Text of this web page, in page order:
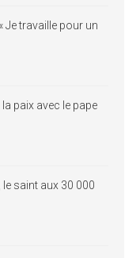
Je travaille pour un
paix avec le pape
saint aux 30 000